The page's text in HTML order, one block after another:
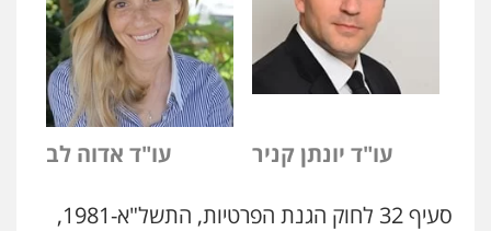
עו"ד יונתן קניר עו"ד אדוה לב
סעיף 32 לחוק הגנת הפרטיות, התשל"א-1981,